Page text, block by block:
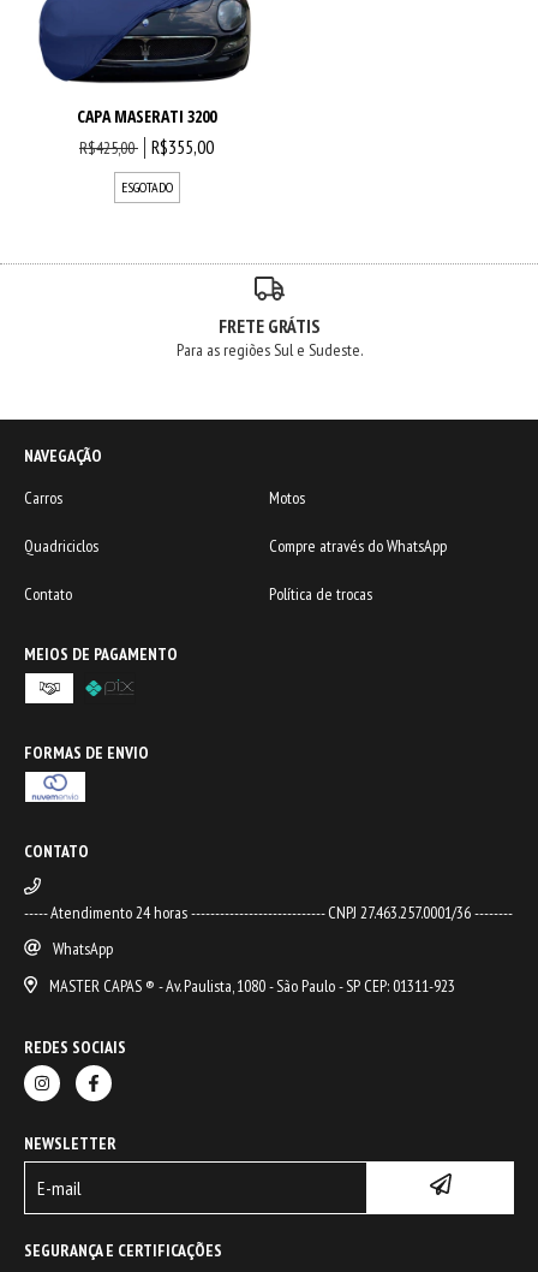
CAPA MASERATI 3200
R$425,00 R$355,00
ESGOTADO
FRETE GRÁTIS
Para as regiões Sul e Sudeste.
NAVEGAÇÃO
Carros
Motos
Quadriciclos Compre através do WhatsApp
Contato Política de trocas
MEIOS DE PAGAMENTO
FORMAS DE ENVIO
CONTATO
----- Atendimento 24 horas ---------------------------- CNPJ 27.463.257.0001/36 --------
WhatsApp
MASTER CAPAS ® - Av. Paulista, 1080 - São Paulo - SP CEP: 01311-923
REDES SOCIAIS
NEWSLETTER
SEGURANÇA E CERTIFICAÇÕES